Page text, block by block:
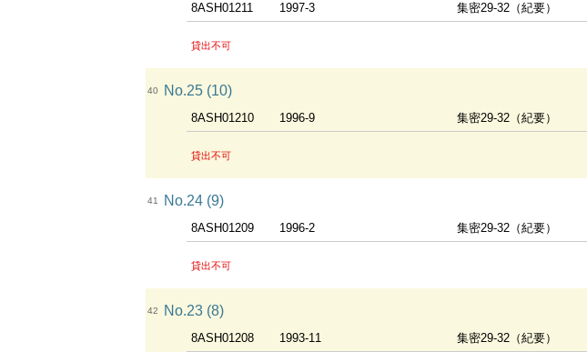
8ASH01211 1997-3 集密29-32（紀要）
貸出不可
40 No.25 (10)
8ASH01210 1996-9 集密29-32（紀要）
貸出不可
41 No.24 (9)
8ASH01209 1996-2 集密29-32（紀要）
貸出不可
42 No.23 (8)
8ASH01208 1993-11 集密29-32（紀要）